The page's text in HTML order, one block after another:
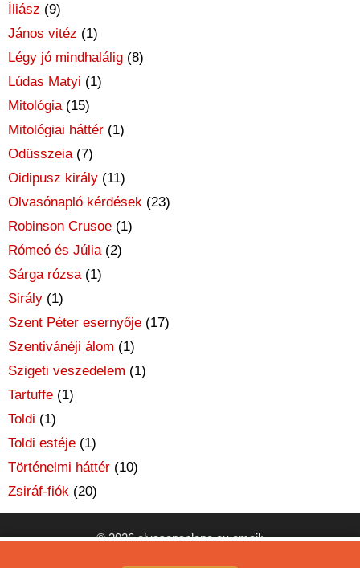
Íliász (9)
János vitéz (1)
Légy jó mindhalálig (8)
Lúdas Matyi (1)
Mitológia (15)
Mitológiai háttér (1)
Odüsszeia (7)
Oidipusz király (11)
Olvasónapló kérdések (23)
Robinson Crusoe (1)
Rómeó és Júlia (2)
Sárga rózsa (1)
Sirály (1)
Szent Péter esernyője (17)
Szentivánéji álom (1)
Szigeti veszedelem (1)
Tartuffe (1)
Toldi (1)
Toldi estéje (1)
Történelmi háttér (10)
Zsiráf-fiók (20)
© 2026 olvasonaplopo.eu email: